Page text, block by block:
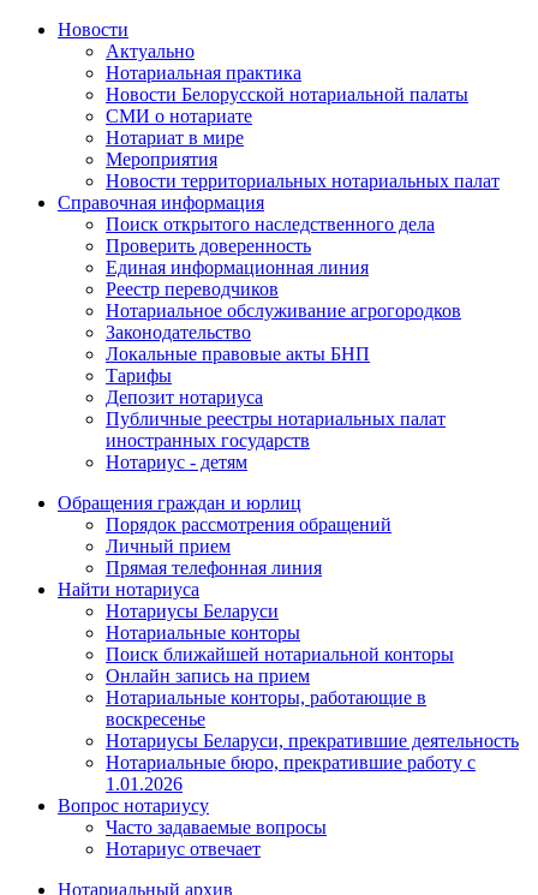
Новости
Актуально
Нотариальная практика
Новости Белорусской нотариальной палаты
СМИ о нотариате
Нотариат в мире
Мероприятия
Новости территориальных нотариальных палат
Справочная информация
Поиск открытого наследственного дела
Проверить доверенность
Единая информационная линия
Реестр переводчиков
Нотариальное обслуживание агрогородков
Законодательство
Локальные правовые акты БНП
Тарифы
Депозит нотариуса
Публичные реестры нотариальных палат
иностранных государств
Нотариус - детям
Обращения граждан и юрлиц
Порядок рассмотрения обращений
Личный прием
Прямая телефонная линия
Найти нотариуса
Нотариусы Беларуси
Нотариальные конторы
Поиск ближайшей нотариальной конторы
Онлайн запись на прием
Нотариальные конторы, работающие в
воскресенье
Нотариусы Беларуси, прекратившие деятельность
Нотариальные бюро, прекратившие работу с
1.01.2026
Вопрос нотариусу
Часто задаваемые вопросы
Нотариус отвечает
Нотариальный архив